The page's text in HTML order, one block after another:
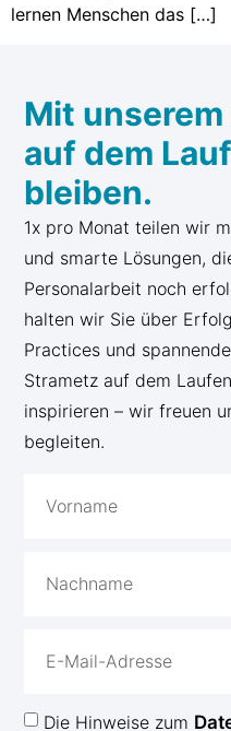
lernen Menschen das […]
Mit
auf dem
bleiben.
1x pro Monat teilen wir
und smarte Lösungen,
Personalarbeit noch
halten wir Sie über
Practices und
Strametz auf dem
inspirieren – wir freuen
begleiten.
Die Hinweise zum